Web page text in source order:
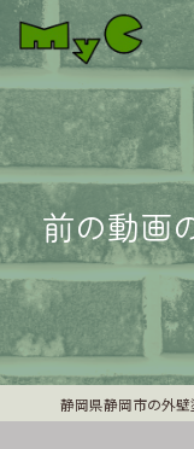
前の動画